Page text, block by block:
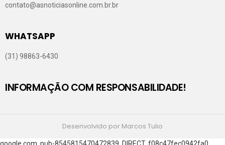
contato@asnoticiasonline.com.br.br
WHATSAPP
(31) 98863-6430
INFORMAÇÃO COM RESPONSABILIDADE!
Desenvolvido por Marcos Tulio